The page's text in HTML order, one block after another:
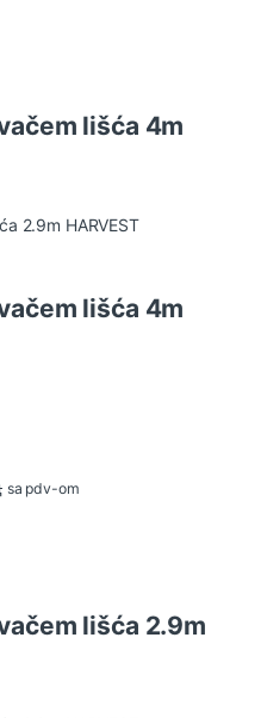
lišća 4m
lišća 4m
sa pdv-om
lišća 2.9m